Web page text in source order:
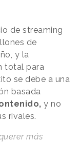
de streaming
de
y la
total para
se debe a una
basada
y no
rivales.
más